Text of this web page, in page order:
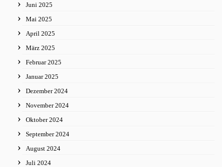
Juni 2025
Mai 2025
April 2025
März 2025
Februar 2025
Januar 2025
Dezember 2024
November 2024
Oktober 2024
September 2024
August 2024
Juli 2024